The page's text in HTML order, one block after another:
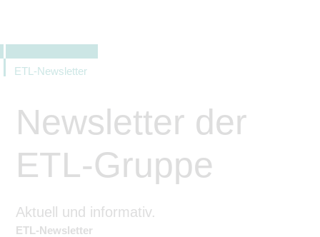
ETL-Newsletter
Newsletter der
ETL-Gruppe
Aktuell und informativ.
ETL-Newsletter